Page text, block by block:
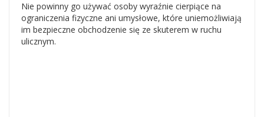
Nie powinny go używać osoby wyraźnie cierpiące na
ograniczenia fizyczne ani umysłowe, które uniemożliwiają
im bezpieczne obchodzenie się ze skuterem w ruchu
ulicznym.